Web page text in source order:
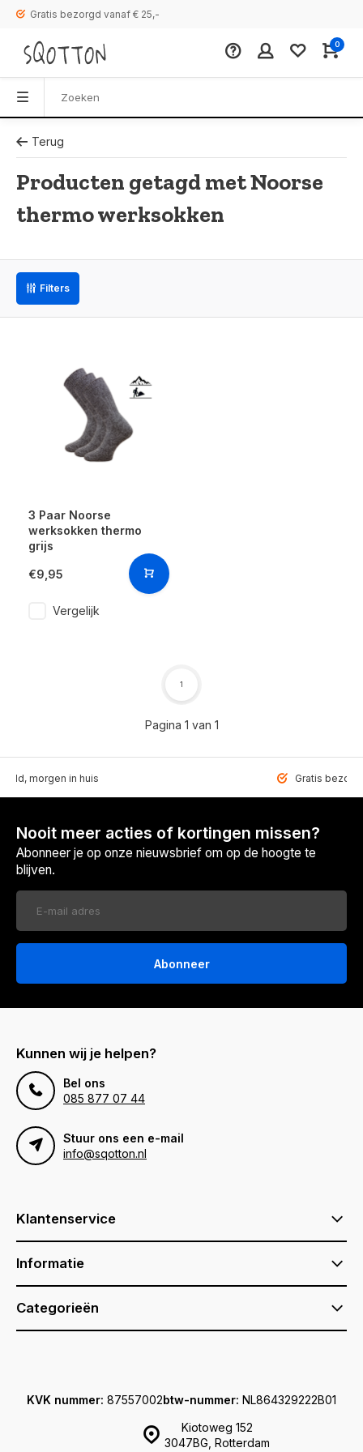
Gratis bezorgd vanaf € 25,-
0
Terug
Producten getagd met Noorse
thermo werksokken
Filters
3 Paar Noorse
werksokken thermo
grijs
€9,95
Vergelijk
Pagina 1 van 1
1
morgen in huis Gratis
Nooit meer acties of kortingen missen?
Abonneer je op onze nieuwsbrief om op de hoogte te
blijven.
Abonneer
Kunnen wij je helpen?
Bel ons
085 877 07 44
Stuur ons een e-mail
info@sqotton.nl
Klantenservice
Informatie
Categorieën
Kiotoweg 152
3047BG, Rotterdam
KVK nummer: 87557002btw-nummer: NL864329222B01